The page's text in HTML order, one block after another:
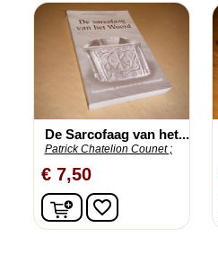
De Sarcofaag van het...
Patrick Chatelion Counet ;
€ 7,50
In winkelwagen
favorite_border